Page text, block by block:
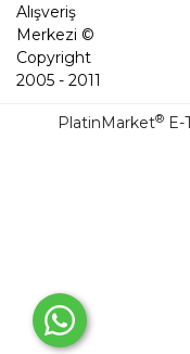
Alışveriş
Merkezi ©
Copyright
2005 - 2011
PlatinMarket®